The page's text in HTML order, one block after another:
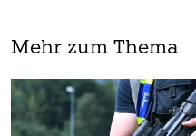
Mehr zum Thema